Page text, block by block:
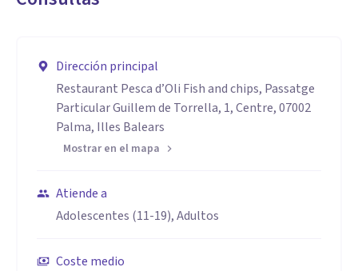
Dirección principal
Restaurant Pesca d’Oli Fish and chips, Passatge
Particular Guillem de Torrella, 1, Centre, 07002
Palma, Illes Balears
Mostrar en el mapa
Atiende a
Adolescentes (11-19), Adultos
Coste medio